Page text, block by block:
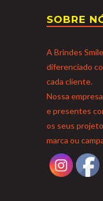
SOBRE
A Brindes
diferenciado
cada cliente.
Nossa
e presentes
os seus
marca ou